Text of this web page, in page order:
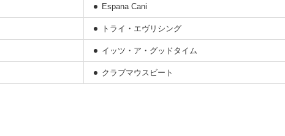
Espana Cani
トライ・エヴリシング
イッツ・ア・グッドタイム
クラブマウスビート